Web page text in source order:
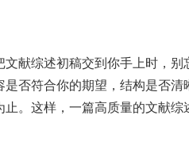
献综述初稿交到你手上时，
是否符合你的期望，结构是否
。这样，一篇高质量的文献综